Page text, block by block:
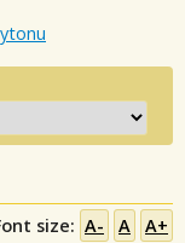
size: A- A A+